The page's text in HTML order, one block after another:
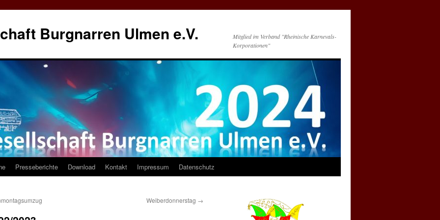
Burgnarren Ulmen e.V.
Mitglied im Verband "Rheinische Karnevals-
Korporationen"
Presseberichte Download Kontakt Impressum Datenschutz
Weiberdonnerstag →